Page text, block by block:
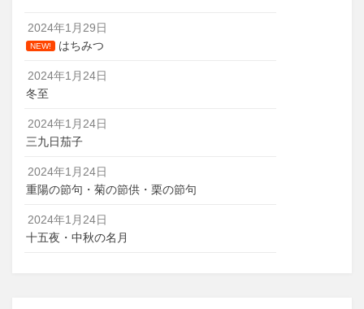
2024年1月29日
NEW! はちみつ
2024年1月24日
冬至
2024年1月24日
三九日茄子
2024年1月24日
重陽の節句・菊の節供・栗の節句
2024年1月24日
十五夜・中秋の名月